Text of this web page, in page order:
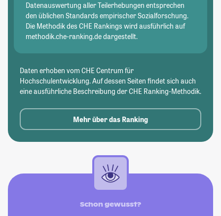
Datenauswertung aller Teilerhebungen entsprechen
den üblichen Standards empirischer Sozialforschung.
Die Methodik des CHE Rankings wird ausführlich auf
methodik.che-ranking.de dargestellt.
Daten erhoben vom CHE Centrum für
Hochschulentwicklung. Auf dessen Seiten findet sich auch
eine ausführliche Beschreibung der CHE Ranking-Methodik.
Mehr über das Ranking
Schon gewusst?